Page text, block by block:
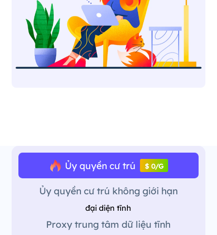
Ủy quyền cư trú $ 0/G
Ủy quyền cư trú không giới hạn
đại diện tĩnh
Proxy trung tâm dữ liệu tĩnh